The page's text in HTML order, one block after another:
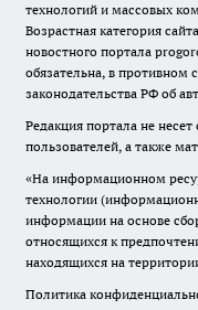
технологий и массовых
Возрастная категория
новостного портала
обязательна, в противном
законодательства РФ об
Редакция портала не
пользователей, а также
«На информационном
технологии
информации на основе
относящихся к
находящихся на
Политика